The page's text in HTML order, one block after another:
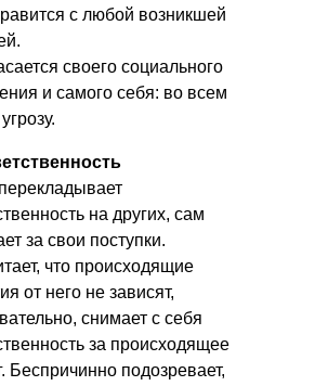
с любой возникшей
своего социального
и самого себя: во всем
на других, сам
за свои поступки.
что происходящие
от него не зависят,
снимает с себя
за происходящее
Беспричинно подозревает,